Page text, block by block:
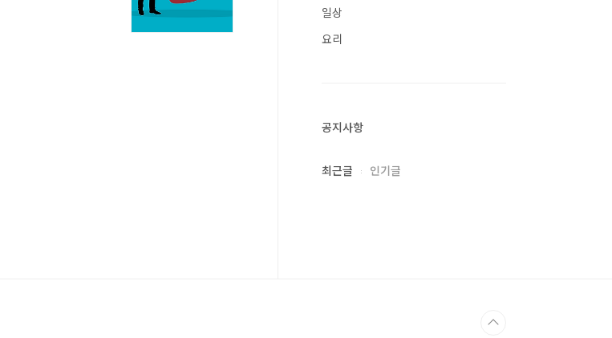
네랄을 포함하
일상
요리
공지사항
최근글 인기글